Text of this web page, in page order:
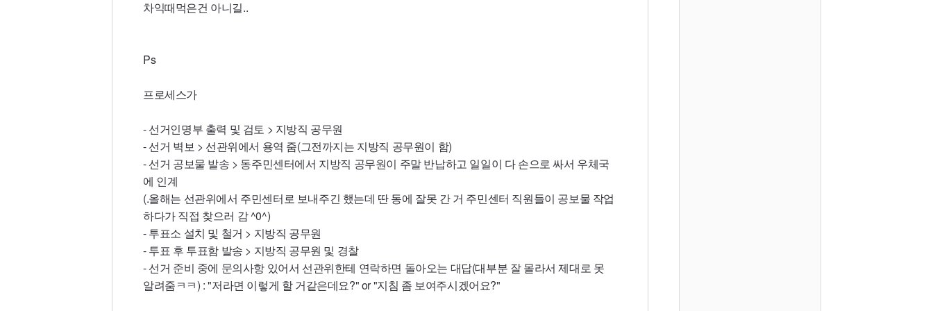
차익때먹은건 아니길..
Ps
프로세스가
- 선거인명부 출력 및 검토 > 지방직 공무원
- 선거 벽보 > 선관위에서 용역 줌(그전까지는 지방직 공무원이 함)
- 선거 공보물 발송 > 동주민센터에서 지방직 공무원이 주말 반납하고 일일이 다 손으로 싸서 우체국
에 인계
(.올해는 선관위에서 주민센터로 보내주긴 했는데 딴 동에 잘못 간 거 주민센터 직원들이 공보물 작업
하다가 직접 찾으러 감 ^0^)
- 투표소 설치 및 철거 > 지방직 공무원
- 투표 후 투표함 발송 > 지방직 공무원 및 경찰
- 선거 준비 중에 문의사항 있어서 선관위한테 연락하면 돌아오는 대답(대부분 잘 몰라서 제대로 못
알려줌ㅋㅋ) : "저라면 이렇게 할 거같은데요?" or "지침 좀 보여주시겠어요?"